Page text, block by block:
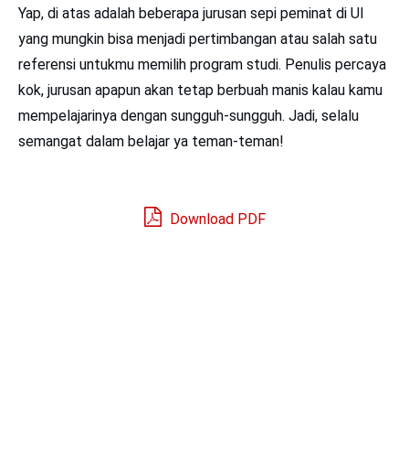
Yap, di atas adalah beberapa jurusan sepi peminat di UI
yang mungkin bisa menjadi pertimbangan atau salah satu
referensi untukmu memilih program studi. Penulis percaya
kok, jurusan apapun akan tetap berbuah manis kalau kamu
mempelajarinya dengan sungguh-sungguh. Jadi, selalu
semangat dalam belajar ya teman-teman!
Download PDF